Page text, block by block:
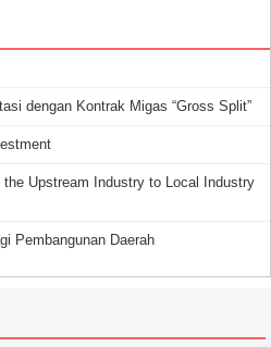
dengan Kontrak Migas “Gross Split”
Upstream Industry to Local Industry
Pembangunan Daerah